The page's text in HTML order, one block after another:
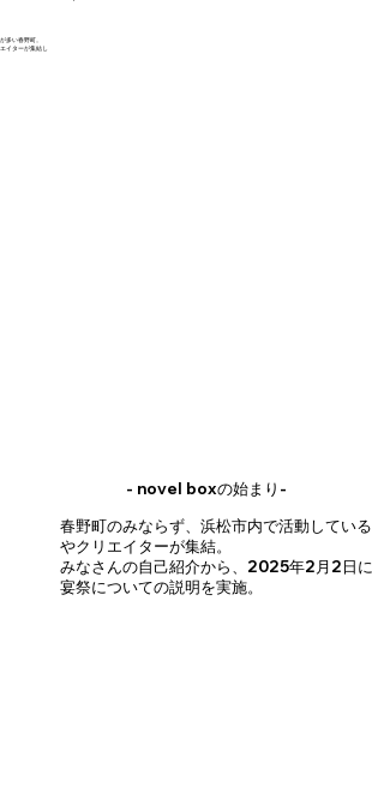
多い春野町。
イターが集結し
- novel boxの始まり-
春野町のみならず、浜松市内で活動してい
やクリエイターが集結。
みなさんの自己紹介から、2025年2月2日
宴祭についての説明を実施。